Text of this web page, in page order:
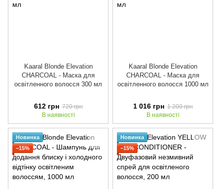
Kaaral Blonde Elevation
CHARCOAL - Маска для
освiтленного волосся 300 мл
612 грн 720 грн
В наявності
Kaaral Blonde Elevation
CHARCOAL - Маска для
освiтленного волосся 1000 мл
1 016 грн 1 200 грн
В наявності
Новинка
−15%
Новинка
−15%